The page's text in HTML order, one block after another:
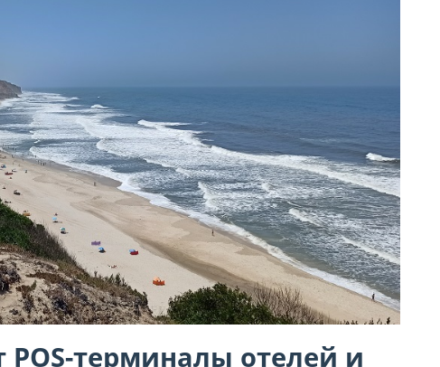
POS-терминалы отелей и